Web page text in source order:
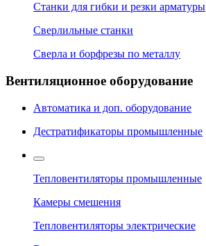
Станки для гибки и резки арматуры
Сверлильные станки
Сверла и борфрезы по металлу
Вентиляционное оборудование
Автоматика и доп. оборудование
Дестратификаторы промышленные
Тепловентиляторы промышленные
Камеры смешения
Тепловентиляторы электрические